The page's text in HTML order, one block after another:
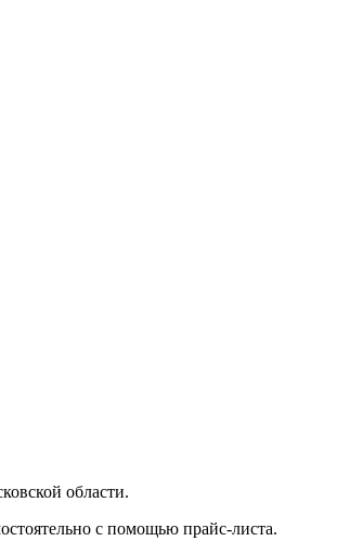
области.
с помощью прайс-листа.